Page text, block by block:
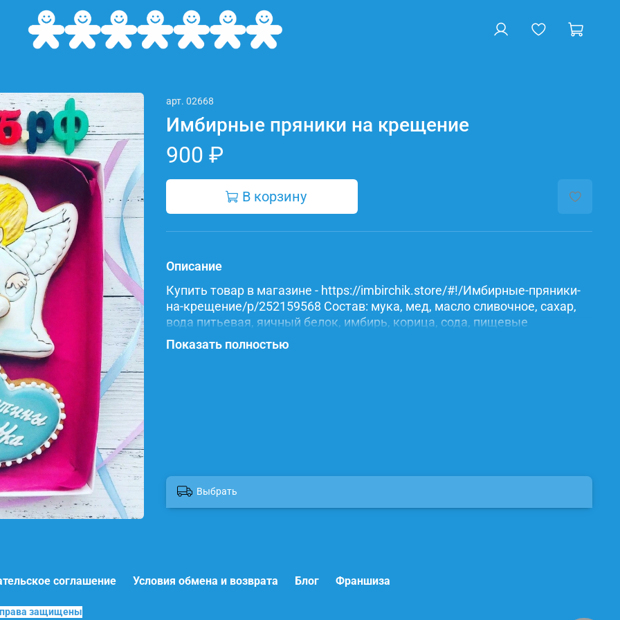
арт. 02668
Имбирные пряники на крещение
900 ₽
В корзину
Описание
Купить товар в магазине - https://imbirchik.store/#!/Имбирные-пряники-
на-крещение/p/252159568 Состав: мука, мед, масло сливочное, сахар,
вода питьевая, яичный белок, имбирь, корица, сода, пищевые
красители.
Показать полностью
Выбрать
соглашение Условия обмена и возврата Блог Франшиза
права защищены